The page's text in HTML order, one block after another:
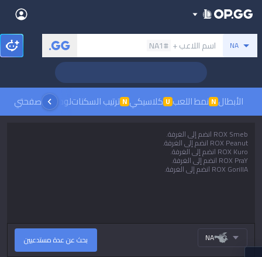
NA بحث عن المستدعي
اسم اللاعب + #NA1
الأبطال N نمط اللعب U كلاسيكي Nترتيب السكناتلوحات الصدارة
صفحتي
NA بحث عن عدة مستدعيين
League of Legends
Teamfight Tactics
Pokémon Champions
Valorant
Beta
ROBLOX
Arc Raiders
Slay The Spire 2
Beta
Fortnite
Sign in
Language
العربية
Dark mode
Back
العربية
English
日本語
français
Deutsch